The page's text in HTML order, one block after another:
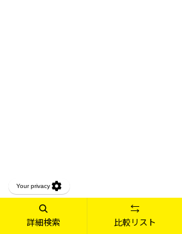
詳細検索 比較リスト